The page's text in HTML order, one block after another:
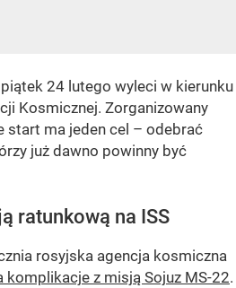
24 lutego wyleci w kierunku
Kosmicznej. Zorganizowany
start ma jeden cel – odebrać
już dawno powinny być
ratunkową na ISS
rosyjska agencja kosmiczna
komplikacje z misją Sojuz MS-22.